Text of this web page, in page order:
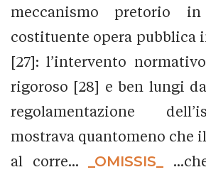
meccanismo pretorio
costituente opera pubblica
[27]: l’intervento
rigoroso [28] e ben lungi
regolamentazione
mostrava quantomeno che
al corre...
_OMISSIS_